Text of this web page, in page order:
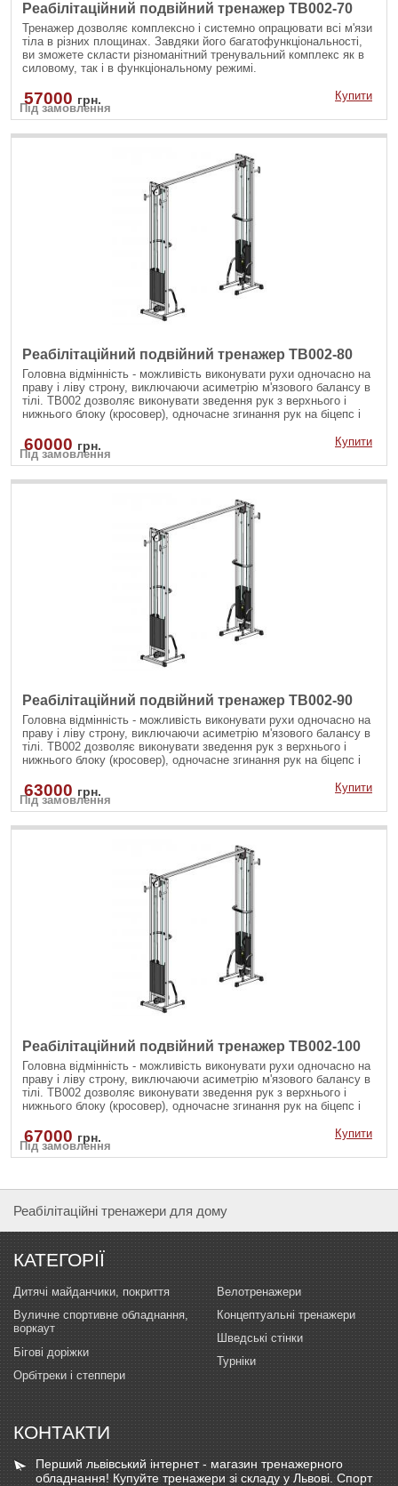
Реабілітаційний подвійний тренажер TB002-70
Тренажер дозволяє комплексно і системно опрацювати всі м'язи
тіла в різних площинах. Завдяки його багатофункціональності,
ви зможете скласти різноманітний тренувальний комплекс як в
силовому, так і в функціональному режимі.
Під замовлення
57000 грн. Купити
Реабілітаційний подвійний тренажер TB002-80
Головна відмінність - можливість виконувати рухи одночасно на
праву і ліву строну, виключаючи асиметрію м'язового балансу в
тілі. ТВ002 дозволяє виконувати зведення рук з верхнього і
нижнього блоку (кросовер), одночасне згинання рук на біцепс і
Під замовлення
60000 грн. Купити
Реабілітаційний подвійний тренажер TB002-90
Головна відмінність - можливість виконувати рухи одночасно на
праву і ліву строну, виключаючи асиметрію м'язового балансу в
тілі. ТВ002 дозволяє виконувати зведення рук з верхнього і
нижнього блоку (кросовер), одночасне згинання рук на біцепс і
Під замовлення
63000 грн. Купити
Реабілітаційний подвійний тренажер TB002-100
Головна відмінність - можливість виконувати рухи одночасно на
праву і ліву строну, виключаючи асиметрію м'язового балансу в
тілі. ТВ002 дозволяє виконувати зведення рук з верхнього і
нижнього блоку (кросовер), одночасне згинання рук на біцепс і
Під замовлення
67000 грн. Купити
Реабілітаційні тренажери для дому
КАТЕГОРІЇ
Дитячі майданчики, покриття
Вуличне спортивне обладнання,
воркаут
Бігові доріжки
Орбітреки і степпери
Велотренажери
Концептуальні тренажери
Шведські стінки
Турніки
КОНТАКТИ
Перший львівський інтернет - магазин тренажерного
обладнання! Купуйте тренажери зі складу у Львові. Спорт